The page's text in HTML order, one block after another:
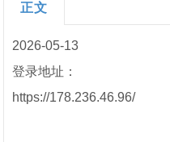
正文
2026-05-13
登录地址：
https://178.236.46.96/